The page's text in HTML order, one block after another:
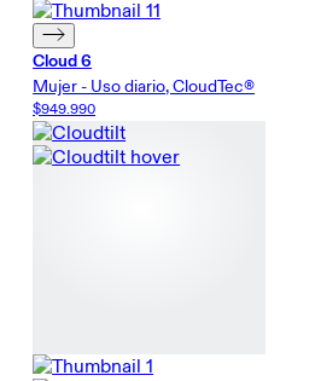
Cloud 6
Mujer - Uso diario, CloudTec®
$949.990